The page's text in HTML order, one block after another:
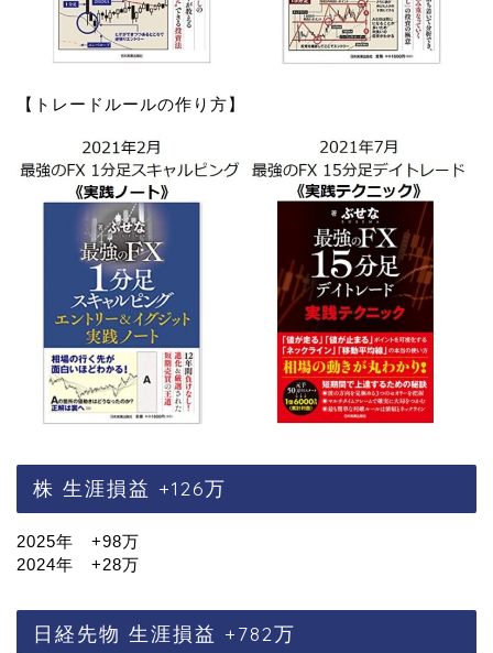
【トレードルールの作り方】
株 生涯損益 +126万
2025年 +98万
2024年 +28万
日経先物 生涯損益 +782万